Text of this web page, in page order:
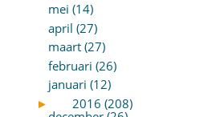
mei (14)
april (27)
maart (27)
februari (26)
januari (12)
►
2016 (208)